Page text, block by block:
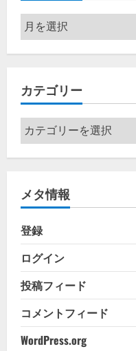
ア
ー
カ
ブ
カテゴリー
カ
テ
ゴ
ー
メタ情報
登録
ログイン
投稿フィード
コメントフィード
WordPress.org